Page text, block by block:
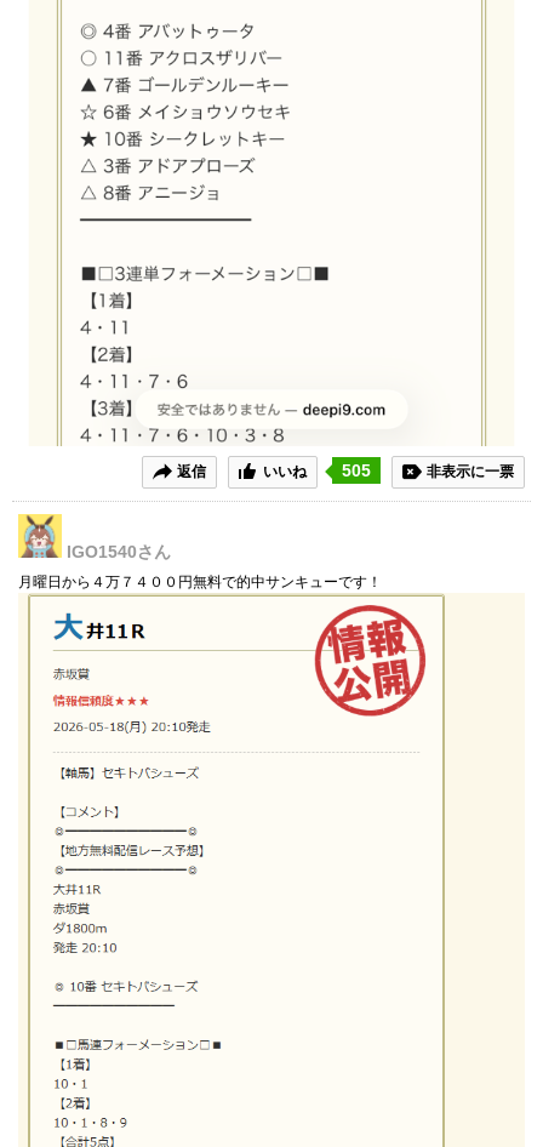
返信 いいね 505 非表示に一票
IGO1540さん
月曜日から４万７４００円無料で的中サンキューです！